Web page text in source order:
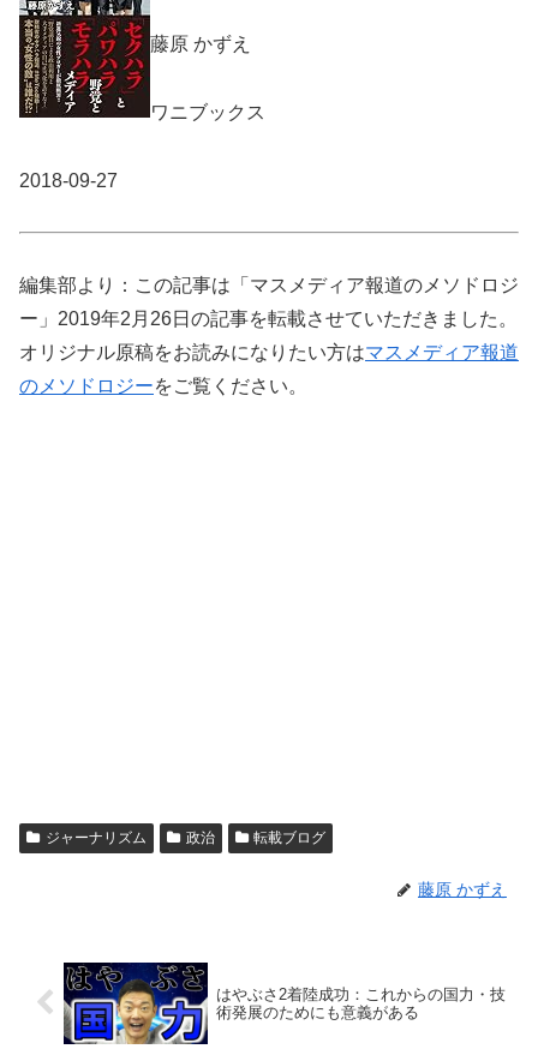
藤原 かずえ
ワニブックス
2018-09-27
編集部より：この記事は「マスメディア報道のメソドロジ
ー」2019年2月26日の記事を転載させていただきました。
オリジナル原稿をお読みになりたい方はマスメディア報道
のメソドロジーをご覧ください。
ジャーナリズム 政治 転載ブログ
藤原 かずえ
はやぶさ2着陸成功：これからの国力・技
術発展のためにも意義がある